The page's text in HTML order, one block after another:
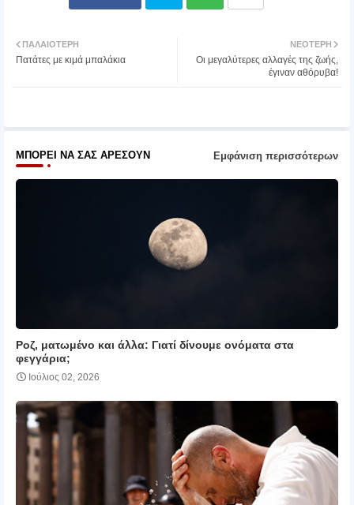
atsa
ΝΕΌΤΕΡΗ
Οι μεγαλύτερες αλλαγές της ζωής,
έγιναν αθόρυβα!
ΠΑΛΑΙΌΤΕΡΗ
Πατάτες με κιμά μπαλάκια
ΜΠΟΡΕΊ ΝΑ ΣΑΣ ΑΡΈΣΟΥΝ Εμφάνιση περισσότερων
Ροζ, ματωμένο και άλλα: Γιατί δίνουμε ονόματα στα
φεγγάρια;
Ιούλιος 02, 2026